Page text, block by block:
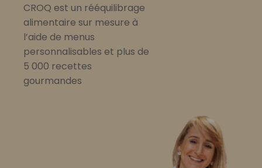
CROQ est un rééquilibrage
alimentaire sur mesure à
l’aide de menus
personnalisables et plus de
5 000 recettes
gourmandes